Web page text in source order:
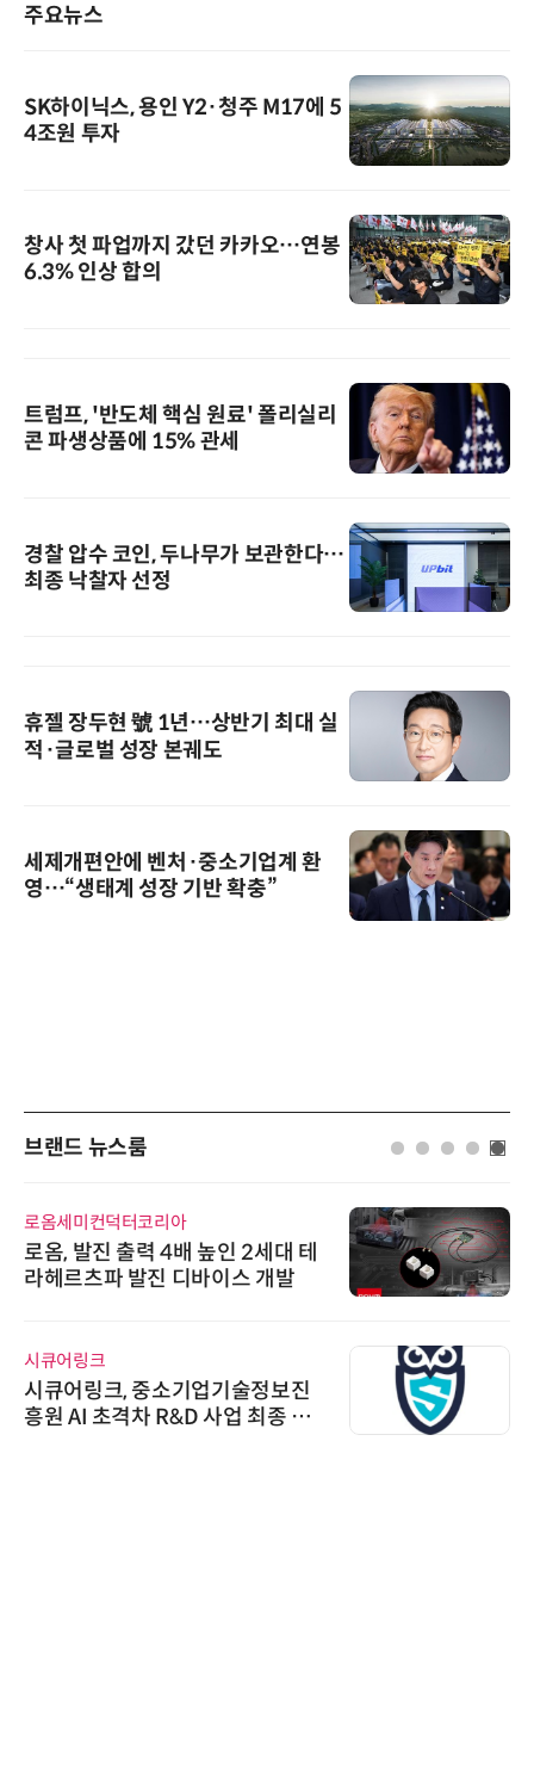
주요뉴스
SK하이닉스, 용인 Y2·청주 M17에 5
4조원 투자
창사 첫 파업까지 갔던 카카오…연봉
6.3% 인상 합의
트럼프, '반도체 핵심 원료' 폴리실리
콘 파생상품에 15% 관세
경찰 압수 코인, 두나무가 보관한다…
최종 낙찰자 선정
휴젤 장두현 號 1년…상반기 최대 실
적·글로벌 성장 본궤도
세제개편안에 벤처·중소기업계 환
영…“생태계 성장 기반 확충”
브랜드 뉴스룸
로옴세미컨덕터코리아
로옴, 발진 출력 4배 높인 2세대 테
라헤르츠파 발진 디바이스 개발
시큐어링크
시큐어링크, 중소기업기술정보진
흥원 AI 초격차 R&D 사업 최종 선